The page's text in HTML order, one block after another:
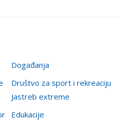
Događanja
Društvo za sport i rekreaciju
Jastreb extreme
Edukacije